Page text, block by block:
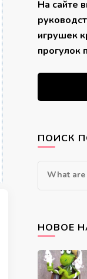
На сайте
игрушек
прогулок
ПОИСК
Looking
for
НОВОЕ